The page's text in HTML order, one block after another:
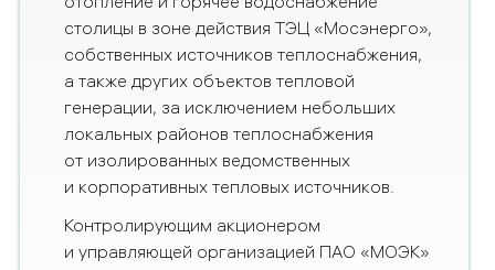
столицы в зоне действия ТЭЦ «Мосэнерго»,
собственных источников теплоснабжения,
а также других объектов тепловой
генерации, за исключением небольших
локальных районов теплоснабжения
от изолированных ведомственных
и корпоративных тепловых источников.
Контролирующим акционером
и управляющей организацией ПАО «МОЭК»